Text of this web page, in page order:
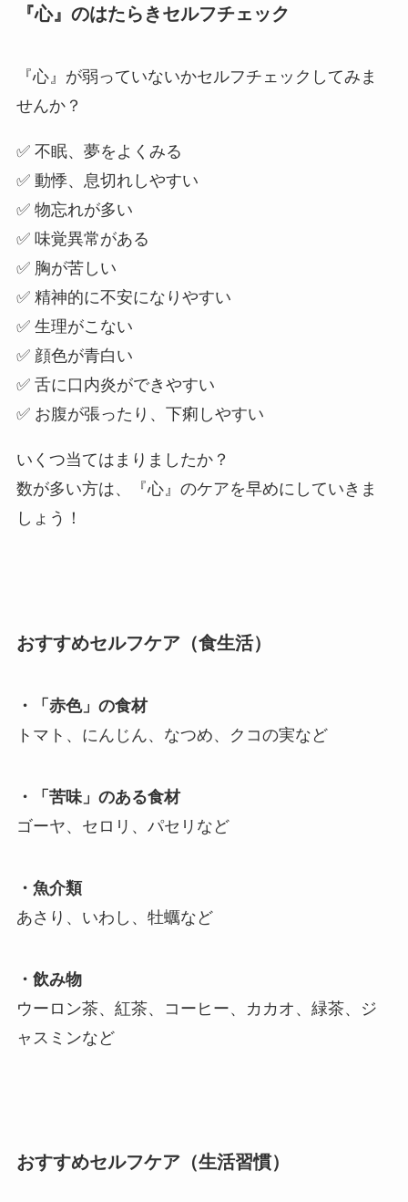
『心』のはたらきセルフチェック
『心』が弱っていないかセルフチェックしてみま
せんか？
✅ 不眠、夢をよくみる
✅ 動悸、息切れしやすい
✅ 物忘れが多い
✅ 味覚異常がある
✅ 胸が苦しい
✅ 精神的に不安になりやすい
✅ 生理がこない
✅ 顔色が青白い
✅ 舌に口内炎ができやすい
✅ お腹が張ったり、下痢しやすい
いくつ当てはまりましたか？
数が多い方は、『心』のケアを早めにしていきま
しょう！
おすすめセルフケア（食生活）
・「赤色」の食材
トマト、にんじん、なつめ、クコの実など
・「苦味」のある食材
ゴーヤ、セロリ、パセリなど
・魚介類
あさり、いわし、牡蠣など
・飲み物
ウーロン茶、紅茶、コーヒー、カカオ、緑茶、ジ
ャスミンなど
おすすめセルフケア（生活習慣）